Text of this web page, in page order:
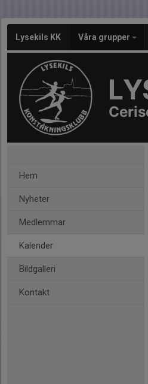
Lysekils KK Våra grupper
Hem
Nyheter
Medlemmar
Kalender
Bildgalleri
Kontakt